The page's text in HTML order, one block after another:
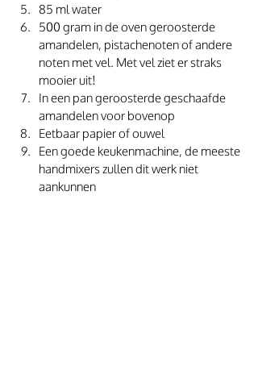
85 ml water
500 gram in de oven geroosterde
amandelen, pistachenoten of andere
noten met vel. Met vel ziet er straks
mooier uit!
In een pan geroosterde geschaafde
amandelen voor bovenop
Eetbaar papier of ouwel
Een goede keukenmachine, de meeste
handmixers zullen dit werk niet
aankunnen